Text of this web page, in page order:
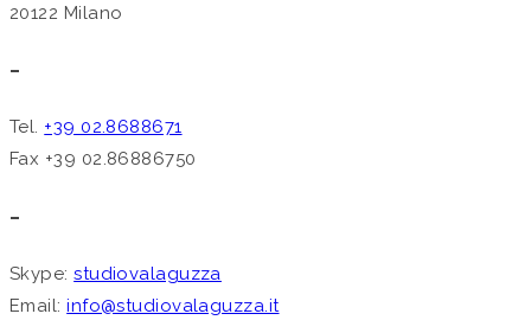
20122 Milano
–
Tel. +39 02.8688671
Fax +39 02.86886750
–
Skype:studiovalaguzza
Email:info@studiovalaguzza.it